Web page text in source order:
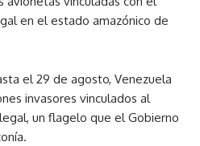
en el estado amazónico de
el 29 de agosto, Venezuela
invasores vinculados al
un flagelo que el Gobierno